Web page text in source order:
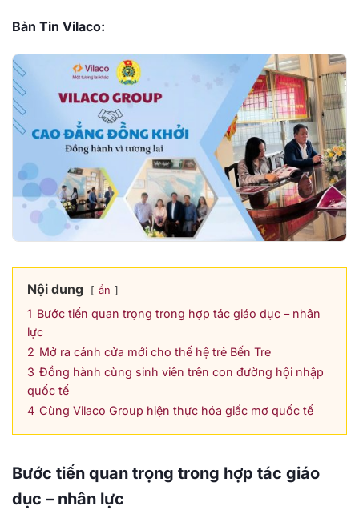
Bản Tin Vilaco:
Nội dung ẩn
1 Bước tiến quan trọng trong hợp tác giáo dục – nhân
lực
2 Mở ra cánh cửa mới cho thế hệ trẻ Bến Tre
3 Đồng hành cùng sinh viên trên con đường hội nhập
quốc tế
4 Cùng Vilaco Group hiện thực hóa giấc mơ quốc tế
Bước tiến quan trọng trong hợp tác giáo
dục – nhân lực